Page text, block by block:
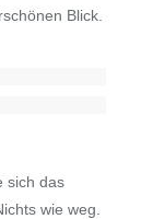
Blick.
sich das
wie weg.